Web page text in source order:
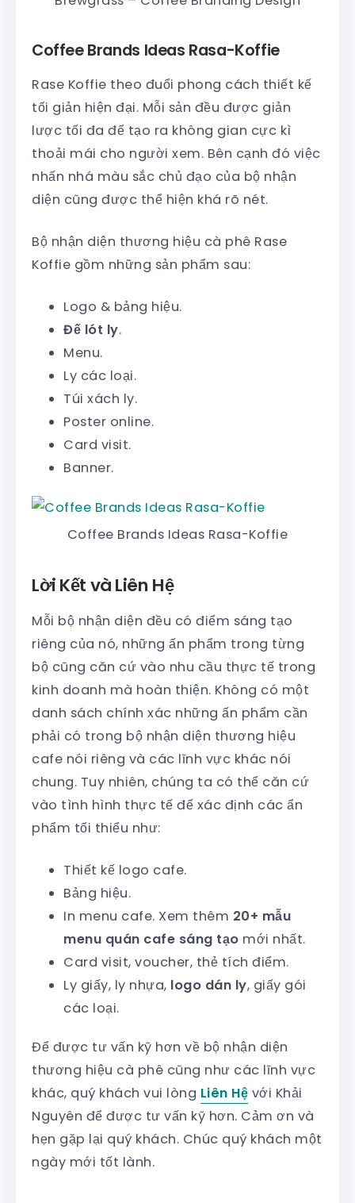
Coffee Brands Ideas Rasa-Koffie
Rase Koffie theo đuổi phong cách thiết kế
tối giản hiện đại. Mỗi sản đều được giản
lược tối đa để tạo ra không gian cực kì
thoải mái cho người xem. Bên cạnh đó việc
nhấn nhá màu sắc chủ đạo của bộ nhận
diện cũng được thể hiện khá rõ nét.
Bộ nhận diện thương hiệu cà phê Rase
Koffie gồm những sản phẩm sau:
Logo & bảng hiệu.
Đế lót ly.
Menu.
Ly các loại.
Túi xách ly.
Poster online.
Card visit.
Banner.
Coffee Brands Ideas Rasa-Koffie
Lời Kết và Liên Hệ
Mỗi bộ nhận diện đều có điểm sáng tạo
riêng của nó, những ấn phẩm trong từng
bộ cũng căn cứ vào nhu cầu thực tế trong
kinh doanh mà hoàn thiện. Không có một
danh sách chính xác những ấn phẩm cần
phải có trong bộ nhận diện thương hiệu
cafe nói riêng và các lĩnh vực khác nói
chung. Tuy nhiên, chúng ta có thể căn cứ
vào tình hình thực tế để xác định các ẩn
phẩm tối thiểu như:
Thiết kế logo cafe.
Bảng hiệu.
In menu cafe. Xem thêm 20+ mẫu
menu quán cafe sáng tạo mới nhất.
Card visit, voucher, thẻ tích điểm.
Ly giấy, ly nhựa, logo dán ly, giấy gói
các loại.
Để được tư vấn kỹ hơn về bộ nhận diện
thương hiệu cà phê cũng như các lĩnh vực
khác, quý khách vui lòng Liên Hệ với Khải
Nguyên để được tư vấn kỹ hơn. Cảm ơn và
hẹn gặp lại quý khách. Chúc quý khách một
ngày mới tốt lành.